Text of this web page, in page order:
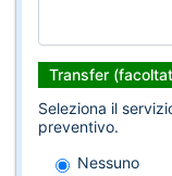
Transfer
Seleziona il
preventivo.
Nessuno